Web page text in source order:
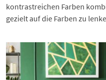
kontrastreichen Farben
gezielt auf die Farben zu